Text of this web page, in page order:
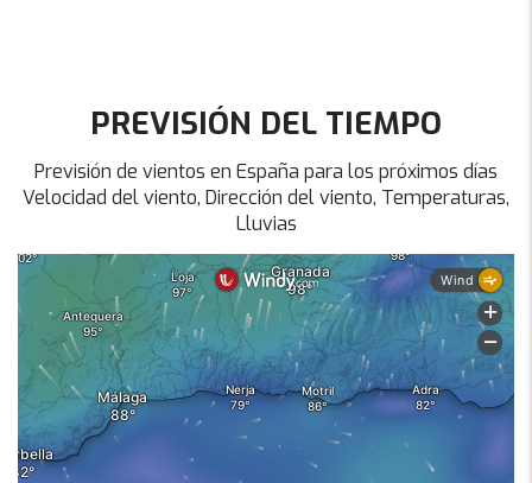
PREVISIÓN DEL TIEMPO
Previsión de vientos en España para los próximos días
Velocidad del viento, Dirección del viento, Temperaturas,
Lluvias